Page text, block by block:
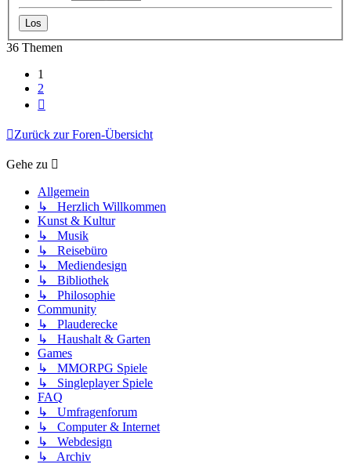
36 Themen
1
2
Zurück zur Foren-Übersicht
Gehe zu
Allgemein
↳ Herzlich Willkommen
Kunst & Kultur
↳ Musik
↳ Reisebüro
↳ Mediendesign
↳ Bibliothek
↳ Philosophie
Community
↳ Plauderecke
↳ Haushalt & Garten
Games
↳ MMORPG Spiele
↳ Singleplayer Spiele
FAQ
↳ Umfragenforum
↳ Computer & Internet
↳ Webdesign
↳ Archiv